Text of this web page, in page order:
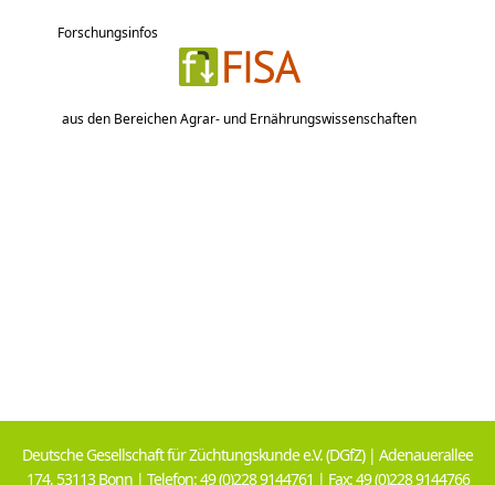
Forschungsinfos
aus den Bereichen Agrar- und Ernährungswissenschaften
Deutsche Gesellschaft für Züchtungskunde e.V. (DGfZ) | Adenauerallee
174, 53113 Bonn | Telefon: 49 (0)228 9144761 | Fax: 49 (0)228 9144766